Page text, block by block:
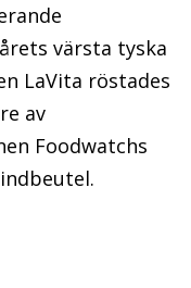
värsta tyska
LaVita röstades
av
Foodwatchs